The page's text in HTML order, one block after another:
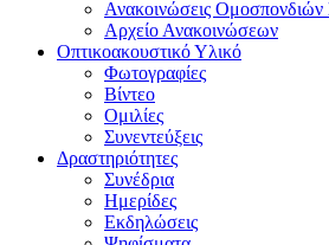
Ανακοινώσεις
Αρχείο Ανακοινώσεων
Οπτικοακουστικό Υλικό
Φωτογραφίες
Βίντεο
Ομιλίες
Συνεντεύξεις
Δραστηριότητες
Συνέδρια
Ημερίδες
Εκδηλώσεις